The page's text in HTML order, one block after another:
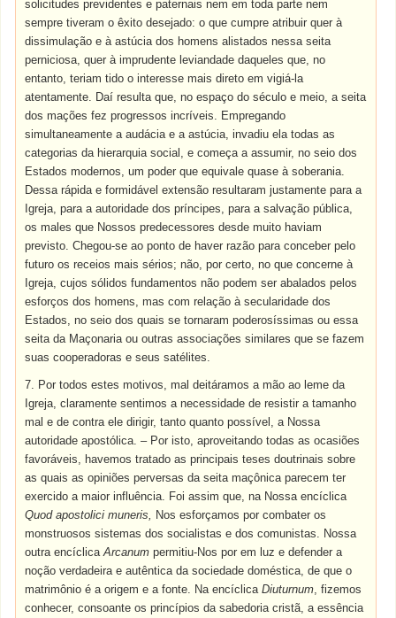
solicitudes previdentes e paternais nem em toda parte nem
sempre tiveram o êxito desejado: o que cumpre atribuir quer à
dissimulação e à astúcia dos homens alistados nessa seita
perniciosa, quer à imprudente leviandade daqueles que, no
entanto, teriam tido o interesse mais direto em vigiá-la
atentamente. Daí resulta que, no espaço do século e meio, a seita
dos mações fez progressos incríveis. Empregando
simultaneamente a audácia e a astúcia, invadiu ela todas as
categorias da hierarquia social, e começa a assumir, no seio dos
Estados modernos, um poder que equivale quase à soberania.
Dessa rápida e formidável extensão resultaram justamente para a
Igreja, para a autoridade dos príncipes, para a salvação pública,
os males que Nossos predecessores desde muito haviam
previsto. Chegou-se ao ponto de haver razão para conceber pelo
futuro os receios mais sérios; não, por certo, no que concerne à
Igreja, cujos sólidos fundamentos não podem ser abalados pelos
esforços dos homens, mas com relação à secularidade dos
Estados, no seio dos quais se tornaram poderosíssimas ou essa
seita da Maçonaria ou outras associações similares que se fazem
suas cooperadoras e seus satélites.
7. Por todos estes motivos, mal deitáramos a mão ao leme da
Igreja, claramente sentimos a necessidade de resistir a tamanho
mal e de contra ele dirigir, tanto quanto possível, a Nossa
autoridade apostólica. – Por isto, aproveitando todas as ocasiões
favoráveis, havemos tratado as principais teses doutrinais sobre
as quais as opiniões perversas da seita maçônica parecem ter
exercido a maior influência. Foi assim que, na Nossa encíclica
Quod apostolici muneris, Nos esforçamos por combater os
monstruosos sistemas dos socialistas e dos comunistas. Nossa
outra encíclicaArcanum permitiu-Nos por em luz e defender a
noção verdadeira e autêntica da sociedade doméstica, de que o
matrimônio é a origem e a fonte. Na encíclicaDiuturnum , fizemos
conhecer, consoante os princípios da sabedoria cristã, a essência